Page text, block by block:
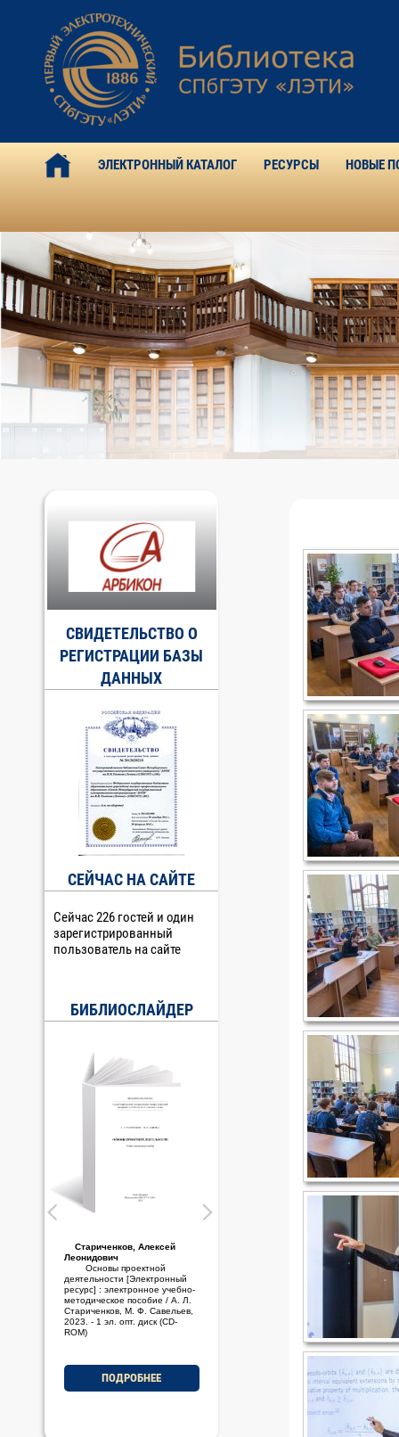
ЭЛЕКТРОННЫЙ КАТАЛОГ РЕСУРСЫ НОВЫЕ
СВИДЕТЕЛЬСТВО О
РЕГИСТРАЦИИ БАЗЫ
ДАННЫХ
СЕЙЧАС НА САЙТЕ
Сейчас 226 гостей и один
зарегистрированный
пользователь на сайте
БИБЛИОСЛАЙДЕР
Стариченков, Алексей
Леонидович
Основы проектной
деятельности [Электронный
ресурс] : электронное учебно-
методическое пособие / А. Л.
Стариченков, М. Ф. Савельев,
2023. - 1 эл. опт. диск (CD-
ROM)
ПОДРОБНЕЕ